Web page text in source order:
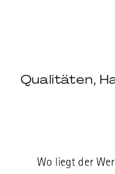
Qualitäten,
Wo liegt der